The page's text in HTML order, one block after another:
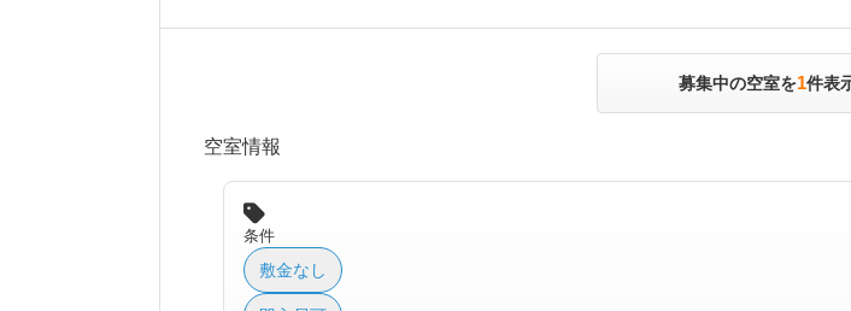
募集中の空室を1件表
空室情報
条件
敷金なし